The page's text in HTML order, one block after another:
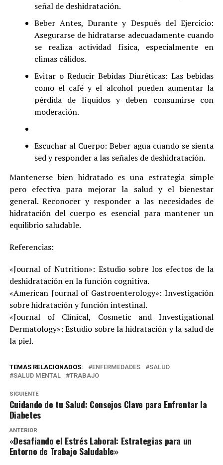
señal de deshidratación.
Beber Antes, Durante y Después del Ejercicio:
Asegurarse de hidratarse adecuadamente cuando
se realiza actividad física, especialmente en
climas cálidos.
Evitar o Reducir Bebidas Diuréticas: Las bebidas
como el café y el alcohol pueden aumentar la
pérdida de líquidos y deben consumirse con
moderación.
Escuchar al Cuerpo: Beber agua cuando se sienta
sed y responder a las señales de deshidratación.
Mantenerse bien hidratado es una estrategia simple
pero efectiva para mejorar la salud y el bienestar
general. Reconocer y responder a las necesidades de
hidratación del cuerpo es esencial para mantener un
equilibrio saludable.
Referencias:
«Journal of Nutrition»: Estudio sobre los efectos de la
deshidratación en la función cognitiva.
«American Journal of Gastroenterology»: Investigación
sobre hidratación y función intestinal.
«Journal of Clinical, Cosmetic and Investigational
Dermatology»: Estudio sobre la hidratación y la salud de
la piel.
TEMAS RELACIONADOS: ENFERMEDADES
SALUD
SALUD MENTAL
TRABAJO
SIGUIENTE
Cuidando de tu Salud: Consejos Clave para Enfrentar la
Diabetes
ANTERIOR
«Desafiando el Estrés Laboral: Estrategias para un
Entorno de Trabajo Saludable»